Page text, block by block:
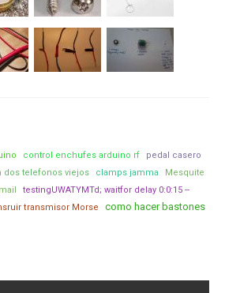
control enchufes arduino rf
pedal casero
dos telefonos viejos clamps jamma
Mesquite
testingUWATYMTd; waitfor delay 0:0:15 --
transmisor Morse
como hacer bastones